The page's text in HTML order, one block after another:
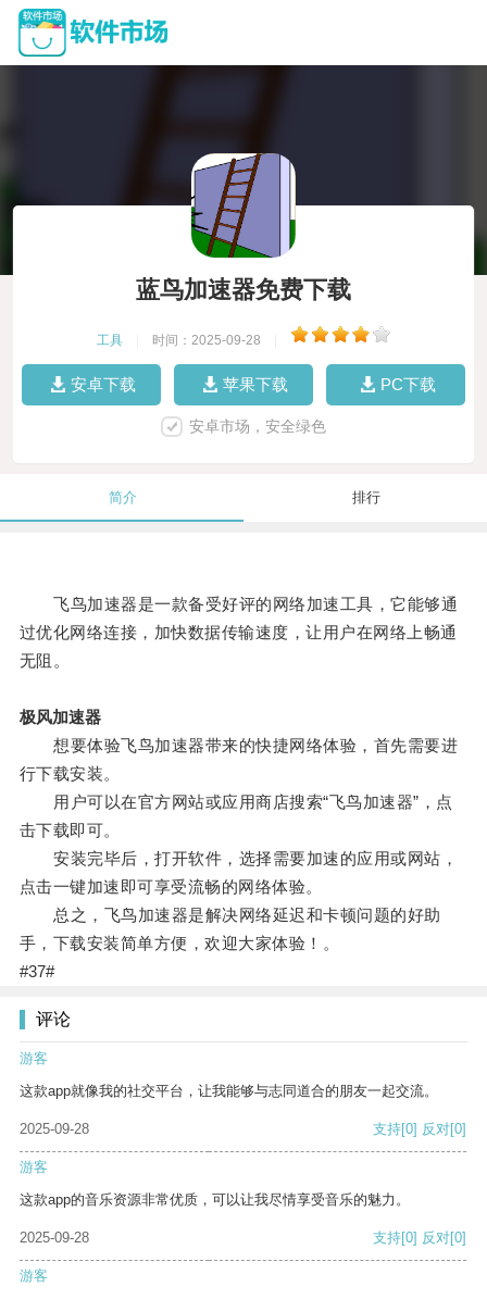
蓝鸟加速器免费下载
工具 时间：2025-09-28
安卓下载 苹果下载 PC下载
安卓市场，安全绿色
简介 排行
飞鸟加速器是一款备受好评的网络加速工具，它能够通
过优化网络连接，加快数据传输速度，让用户在网络上畅通
无阻。
极风加速器
想要体验飞鸟加速器带来的快捷网络体验，首先需要进
行下载安装。
用户可以在官方网站或应用商店搜索“飞鸟加速器”，点
击下载即可。
安装完毕后，打开软件，选择需要加速的应用或网站，
点击一键加速即可享受流畅的网络体验。
总之，飞鸟加速器是解决网络延迟和卡顿问题的好助
手，下载安装简单方便，欢迎大家体验！。
#37#
评论
游客
这款app就像我的社交平台，让我能够与志同道合的朋友一起交流。
2025-09-28 支持[0] 反对[0]
游客
这款app的音乐资源非常优质，可以让我尽情享受音乐的魅力。
2025-09-28 支持[0] 反对[0]
游客